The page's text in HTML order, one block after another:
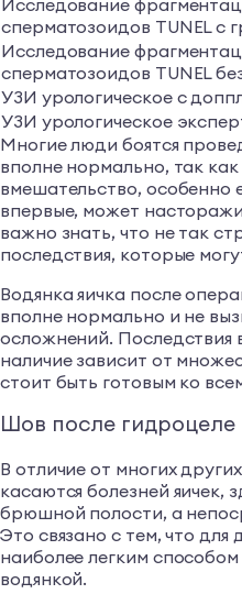
сперматозоидов TUNEL с
Исследование
сперматозоидов TUNEL
УЗИ урологическое с
УЗИ урологическое
Многие люди боятся
вполне нормально, так
вмешательство, особенно
впервые, может
важно знать, что не так
последствия, которые
Водянка яичка после
вполне нормально и не
осложнений. Последствия
наличие зависит от
стоит быть готовым ко
Шов после гидроцеле
В отличие от многих
касаются болезней яичек,
брюшной полости, а
Это связано с тем, что
наиболее легким
водянкой.